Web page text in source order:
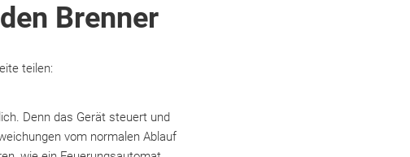
Brenner
teilen:
Denn das Gerät steuert und
vom normalen Ablauf